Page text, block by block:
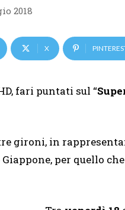
2018
X
fari puntati sul “
gironi, in
per quello